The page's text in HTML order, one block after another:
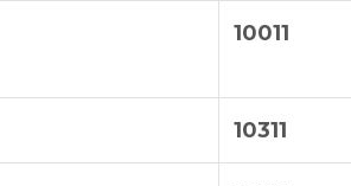
10011
10311